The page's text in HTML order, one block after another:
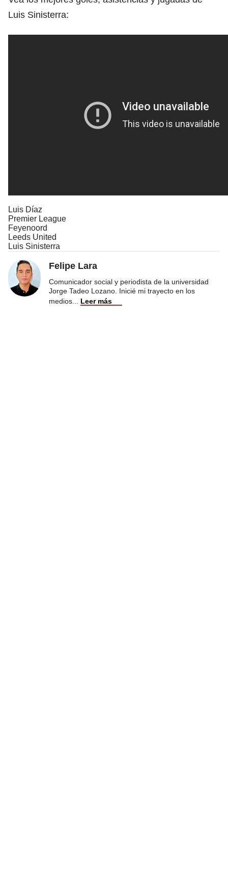
Luis Sinisterra:
Luis Díaz
Premier League
Feyenoord
Leeds United
Luis Sinisterra
Felipe Lara
Comunicador social y periodista de la universidad
Jorge Tadeo Lozano. Inicié mi trayecto en los
medios
Leer más